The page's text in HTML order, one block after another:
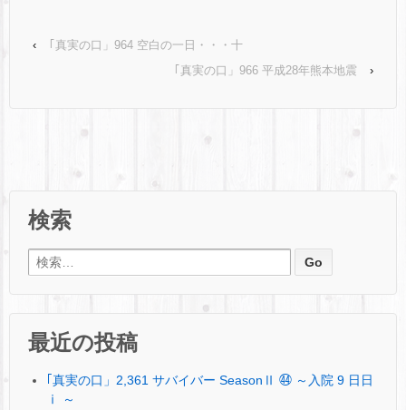
‹
｢真実の口」964 空白の一日・・・十
｢真実の口」966 平成28年熊本地震
›
検索
検索:
最近の投稿
｢真実の口」2,361 サバイバー SeasonⅡ ㊹ ～入院 9 日日
ⅰ ～